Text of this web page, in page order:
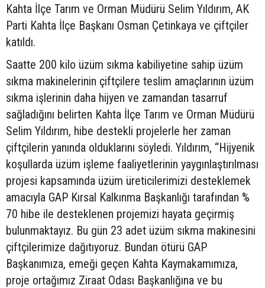
Kahta İlçe Tarım ve Orman Müdürü Selim Yıldırım, AK
Parti Kahta İlçe Başkanı Osman Çetinkaya ve çiftçiler
katıldı.
Saatte 200 kilo üzüm sıkma kabiliyetine sahip üzüm
sıkma makinelerinin çiftçilere teslim amaçlarının üzüm
sıkma işlerinin daha hijyen ve zamandan tasarruf
sağladığını belirten Kahta İlçe Tarım ve Orman Müdürü
Selim Yıldırım, hibe destekli projelerle her zaman
çiftçilerin yanında olduklarını söyledi. Yıldırım, “Hijyenik
koşullarda üzüm işleme faaliyetlerinin yaygınlaştırılması
projesi kapsamında üzüm üreticilerimizi desteklemek
amacıyla GAP Kırsal Kalkınma Başkanlığı tarafından %
70 hibe ile desteklenen projemizi hayata geçirmiş
bulunmaktayız. Bu gün 23 adet üzüm sıkma makinesini
çiftçilerimize dağıtıyoruz. Bundan ötürü GAP
Başkanımıza, emeği geçen Kahta Kaymakamımıza,
proje ortağımız Ziraat Odası Başkanlığına ve bu